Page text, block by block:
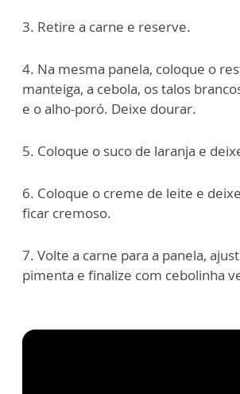
3. Retire a carne e reserve.
4. Na mesma panela, coloque o
manteiga, a cebola, os talos
e o alho-poró. Deixe dourar.
5. Coloque o suco de laranja e
6. Coloque o creme de leite e
ficar cremoso.
7. Volte a carne para a panela,
pimenta e finalize com cebolinha